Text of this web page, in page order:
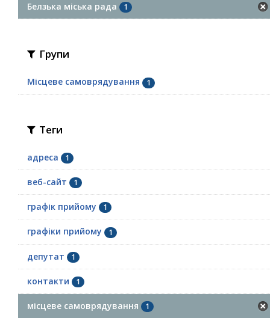
Белзька міська рада 1
Групи
Місцеве самоврядування 1
Теги
адреса 1
веб-сайт 1
графік прийому 1
графіки прийому 1
депутат 1
контакти 1
місцеве самоврядування 1